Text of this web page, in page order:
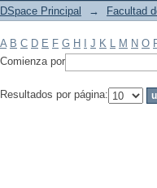
DSpace Principal → Facultad
A B C D E F G H J K L M N O
Comienza por
Resultados por página: